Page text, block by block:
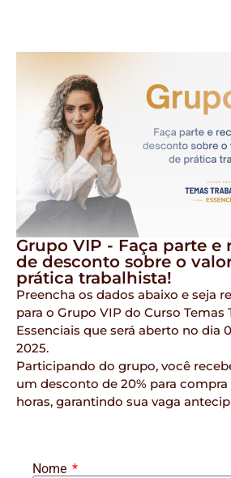
Grupo VIP - Faça parte e
de desconto sobre o
prática trabalhista!
Preencha os dados abaixo e seja
para o Grupo VIP do Curso Temas
Essenciais que será aberto no dia
2025.
Participando do grupo, você
um desconto de 20% para
horas, garantindo sua vaga
Nome